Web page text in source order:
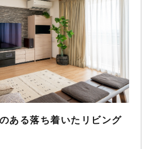
ある落ち着いたリビング